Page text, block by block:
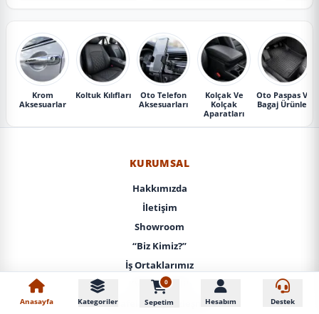
Krom
Aksesuarlar
Koltuk Kılıfları
Oto Telefon
Aksesuarları
Kolçak Ve
Kolçak
Aparatları
Oto Paspas Ve
Bagaj Ürünleri
KURUMSAL
Hakkımızda
İletişim
Showroom
“Biz Kimiz?”
İş Ortaklarımız
KVKK / Gizlilik
Mesafeli Satış Sözleşmesi
Anasayfa Kategoriler
0
Sepetim Hesabım Destek